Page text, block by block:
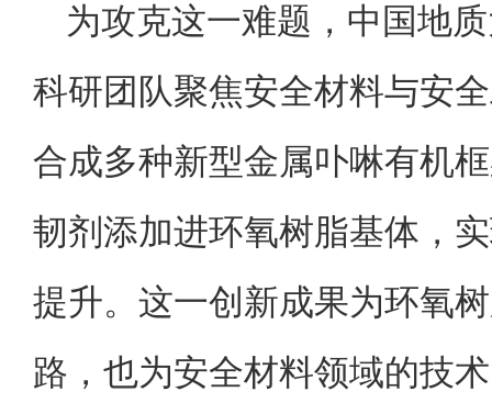
为攻克这一难题，中国地
科研团队聚焦安全材料与安
合成多种新型金属卟啉有机
韧剂添加进环氧树脂基体，
提升。这一创新成果为环氧
路，也为安全材料领域的技